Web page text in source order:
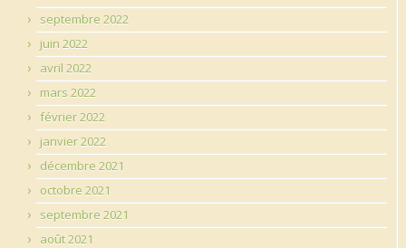
septembre 2022
juin 2022
avril 2022
mars 2022
février 2022
janvier 2022
décembre 2021
octobre 2021
septembre 2021
août 2021